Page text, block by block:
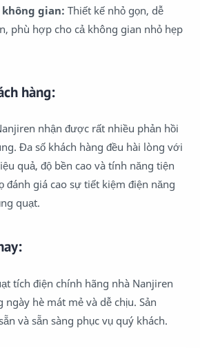
gian: Thiết kế nhỏ gọn, dễ
phù hợp cho cả không gian nhỏ hẹp
hàng:
nhận được rất nhiều phản hồi
Đa số khách hàng đều hài lòng với
quả, độ bền cao và tính năng tiện
đánh giá cao sự tiết kiệm điện năng
quạt.
tích điện chính hãng nhà Nanjiren
hè mát mẻ và dễ chịu. Sản
và sẵn sàng phục vụ quý khách.